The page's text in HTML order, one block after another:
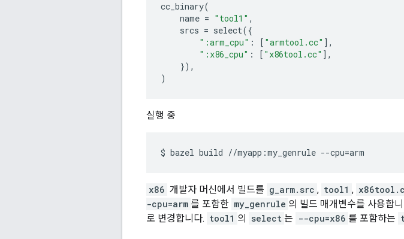
cc_binary(
name = "tool1" ,
srcs = select({
":arm_cpu" : [ "armtool.cc" ],
":x86_cpu" : [ "x86tool.cc" ],
}),
)
실행 중
$ bazel build //myapp:my_genrule --cpu=
x86 개발자 머신에서 빌드를 g_arm.src , tool1 ,
-cpu=arm 를 포함한 my_genrule 의 빌드 매개변수를 사용합
로 변경합니다. tool1 의 select 는 --cpu=x86 를 포함하는